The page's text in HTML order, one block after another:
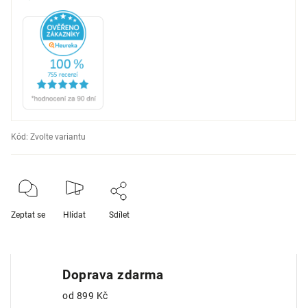
Kód: Zvolte variantu
Zeptat se Hlídat Sdílet
Doprava zdarma
od 899 Kč